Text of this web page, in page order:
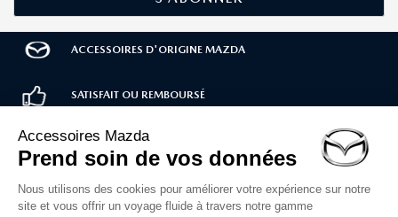
ACCESSOIRES D'ORIGINE MAZDA
SATISFAIT OU REMBOURSÉ
LIVRAISON RAPIDE
PAIEMENT SÉCURISÉ